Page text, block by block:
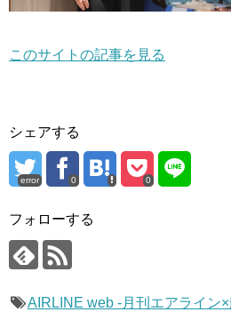
このサイトの記事を見る
シェアする
error 0 0
フォローする
AIRLINE web -月刊エアライン